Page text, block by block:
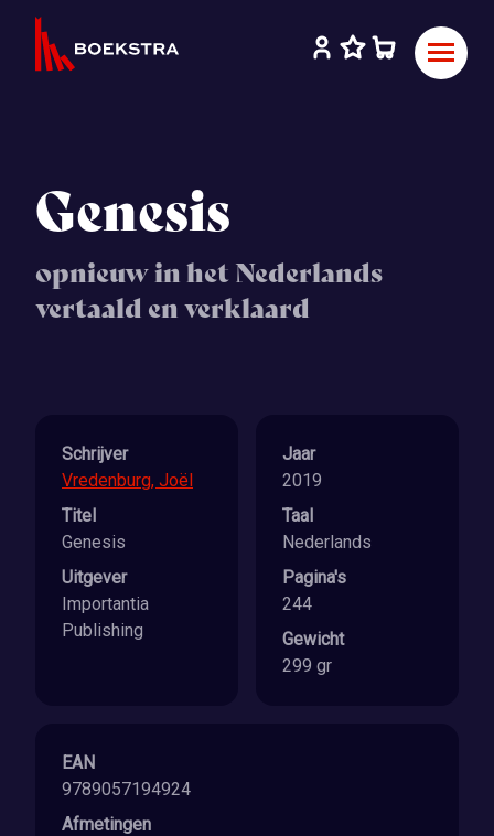
Genesis
opnieuw in het Nederlands
vertaald en verklaard
Schrijver
Vredenburg, Joël
Titel
Genesis
Uitgever
Importantia
Publishing
Jaar
2019
Taal
Nederlands
Pagina's
244
Gewicht
299 gr
EAN
9789057194924
Afmetingen